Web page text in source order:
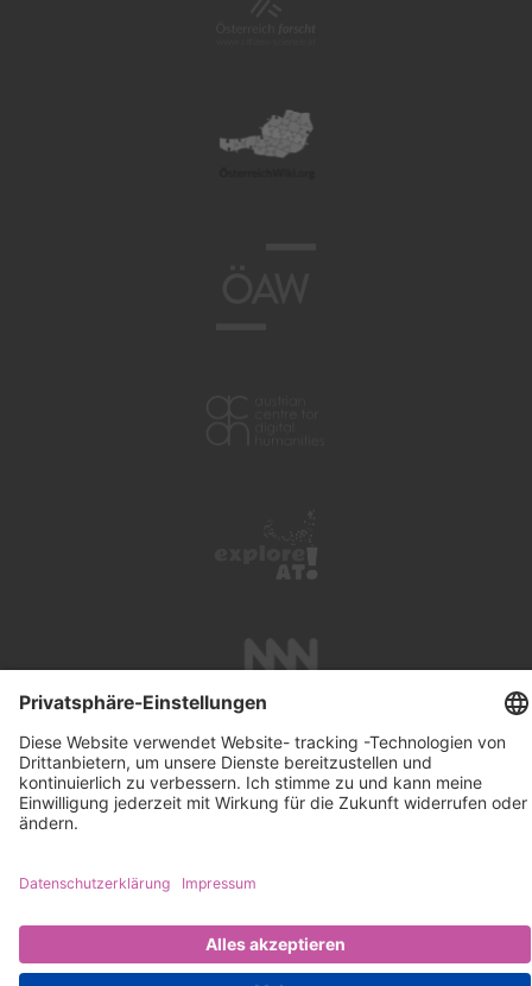
UNTERSTÜTZUNG SUCHE
IMPRESSUM
KONTAKT